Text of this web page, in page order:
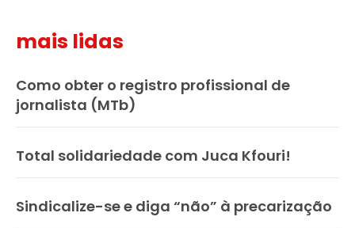
mais lidas
Como obter o registro profissional de
jornalista (MTb)
Total solidariedade com Juca Kfouri!
Sindicalize-se e diga “não” à precarização